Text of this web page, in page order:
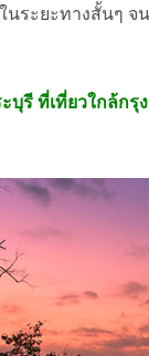
ระยะทางสั้นๆ จ
บุรี ที่เที่ยวใกล้ก